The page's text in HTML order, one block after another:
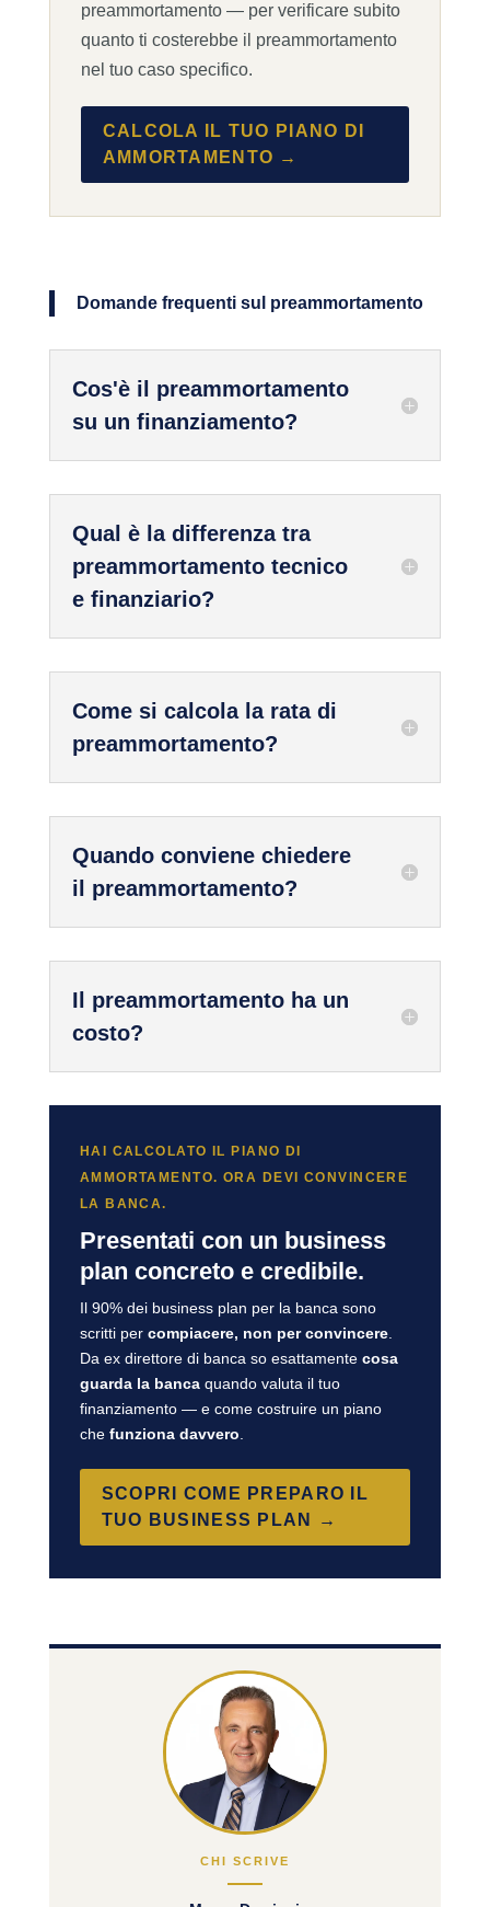
preammortamento — per verificare subito
quanto ti costerebbe il preammortamento
nel tuo caso specifico.
CALCOLA IL TUO PIANO DI
AMMORTAMENTO →
Domande frequenti sul preammortamento
Cos'è il preammortamento
su un finanziamento?
Qual è la differenza tra
preammortamento tecnico
e finanziario?
Come si calcola la rata di
preammortamento?
Quando conviene chiedere
il preammortamento?
Il preammortamento ha un
costo?
HAI CALCOLATO IL PIANO DI
AMMORTAMENTO. ORA DEVI CONVINCERE
LA BANCA.
Presentati con un business
plan concreto e credibile.
Il 90% dei business plan per la banca sono
scritti per compiacere, non per convincere.
Da ex direttore di banca so esattamente cosa
guarda la bancaquando valuta il tuo
finanziamento — e come costruire un piano
che funziona davvero.
SCOPRI COME PREPARO IL
TUO BUSINESS PLAN →
CHI SCRIVE